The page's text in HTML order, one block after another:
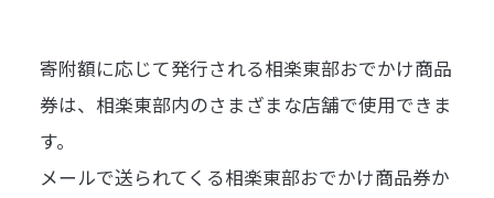
寄附額に応じて発行される相楽東部おでかけ商品
券は、相楽東部内のさまざまな店舗で使用できま
す。
メールで送られてくる相楽東部おでかけ商品券か